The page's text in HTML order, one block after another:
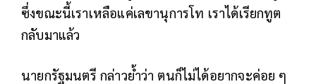
ซึ่งขณะนี้เราเหลือแค่เลขานุการโท เราได้เรียกทูต
กลับมาแล้ว
นายกรัฐมนตรี กล่าวย้ำว่า ตนก็ไม่ได้อยากจะค่อย ๆ